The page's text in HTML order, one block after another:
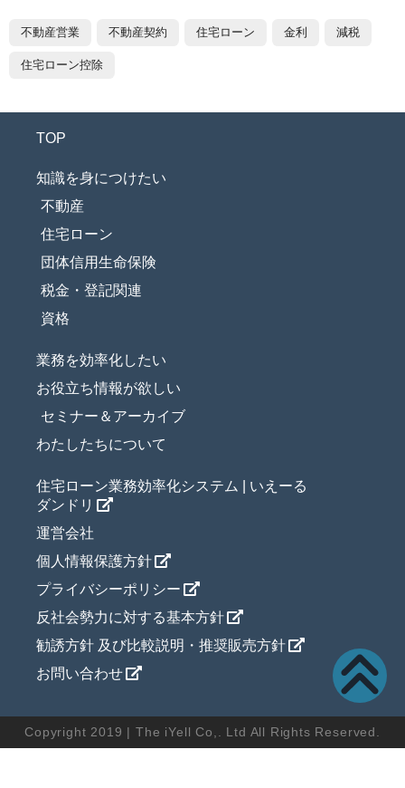
不動産営業 不動産契約 住宅ローン 金利 減税
住宅ローン控除
TOP
知識を身につけたい
不動産
住宅ローン
団体信用生命保険
税金・登記関連
資格
業務を効率化したい
お役立ち情報が欲しい
セミナー＆アーカイブ
わたしたちについて
住宅ローン業務効率化システム | いえーる
ダンドリ
運営会社
個人情報保護方針
プライバシーポリシー
反社会勢力に対する基本方針
勧誘方針 及び比較説明・推奨販売方針
お問い合わせ
Copyright 2019 | The iYell Co,. Ltd All Rights Reserved.